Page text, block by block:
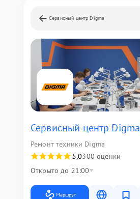
Сервисный центр Digma
Сервисный центр Digma
Ремонт техники Digma
5,0300 оценки
Открыто до 21:00
Маршрут